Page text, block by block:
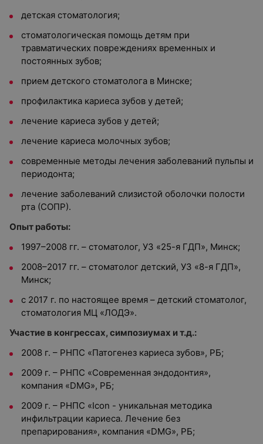
детская стоматология;
стоматологическая помощь детям при
травматических повреждениях временных и
постоянных зубов;
прием детского стоматолога в Минске;
профилактика кариеса зубов у детей;
лечение кариеса зубов у детей;
лечение кариеса молочных зубов;
современные методы лечения заболеваний пульпы и
периодонта;
лечение заболеваний слизистой оболочки полости
рта (СОПР).
Опыт работы:
1997–2008 гг. – стоматолог, УЗ «25-я ГДП», Минск;
2008–2017 гг. – стоматолог детский, УЗ «8-я ГДП»,
Минск;
с 2017 г. по настоящее время – детский стоматолог,
стоматология МЦ «ЛОДЭ».
Участие в конгрессах, симпозиумах и т.д.:
2008 г. – РНПС «Патогенез кариеса зубов», РБ;
2009 г. – РНПС «Современная эндодонтия»,
компания «DMG», РБ;
2009 г. – РНПС «Icon - уникальная методика
инфильтрации кариеса. Лечение без
препарирования», компания «DMG», РБ;